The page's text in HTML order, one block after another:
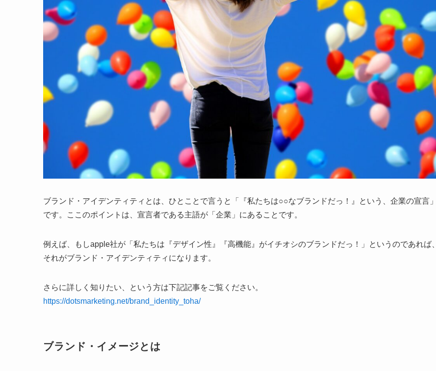
ブランド・アイデンティティとは、ひとことで言うと「『私たちは○○なブランドだっ！』という、企業の宣言」
です。ここのポイントは、宣言者である主語が「企業」にあることです。
例えば、もしapple社が「私たちは『デザイン性』『高機能』がイチオシのブランドだっ！」というのであれば、
それがブランド・アイデンティティになります。
さらに詳しく知りたい、という方は下記記事をご覧ください。
https://dotsmarketing.net/brand_identity_toha/
ブランド・イメージとは